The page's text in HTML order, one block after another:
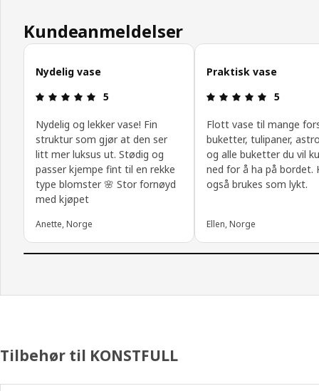
Kundeanmeldelser
Hopp over kundeanmeldelser
Nydelig vase
Produktomtale: 5 ingen kundevurdering 5
5
Nydelig og lekker vase! Fin
struktur som gjør at den ser
litt mer luksus ut. Stødig og
passer kjempe fint til en rekke
type blomster 🌸 Stor fornøyd
med kjøpet
Anette, Norge
Praktisk vase
5
Flott vase til mange
buketter, tulipaner,
og alle buketter du vil
ned for å ha på bordet.
også brukes som lykt.
Ellen, Norge
Tilbehør til KONSTFULL